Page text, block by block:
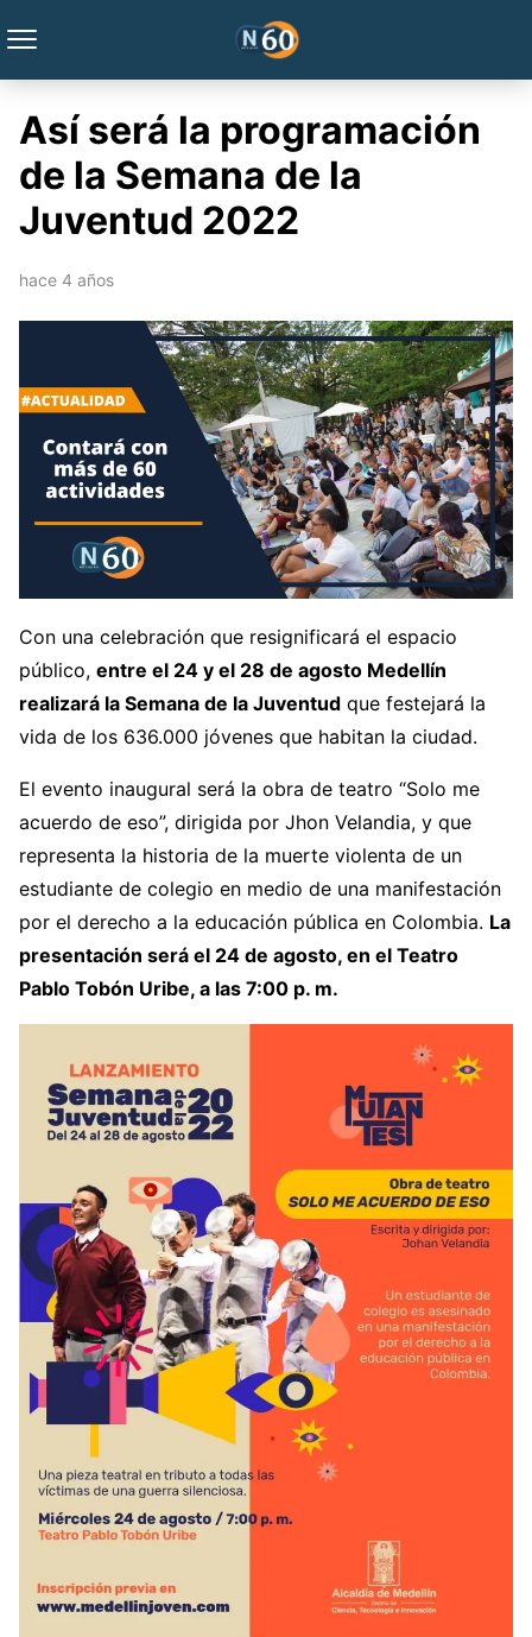
Así será la programación
de la Semana de la
Juventud 2022
hace 4 años
Con una celebración que resignificará el espacio
público, entre el 24 y el 28 de agosto Medellín
realizará la Semana de la Juventud que festejará la
vida de los 636.000 jóvenes que habitan la ciudad.
El evento inaugural será la obra de teatro “Solo me
acuerdo de eso”, dirigida por Jhon Velandia, y que
representa la historia de la muerte violenta de un
estudiante de colegio en medio de una manifestación
por el derecho a la educación pública en Colombia. La
presentación será el 24 de agosto, en el Teatro
Pablo Tobón Uribe, a las 7:00 p. m.